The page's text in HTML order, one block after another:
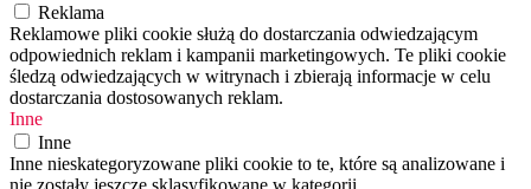
Reklama
Reklamowe pliki cookie służą do dostarczania odwiedzającym
odpowiednich reklam i kampanii marketingowych. Te pliki cookie
śledzą odwiedzających w witrynach i zbierają informacje w celu
dostarczania dostosowanych reklam.
Inne
Inne
Inne nieskategoryzowane pliki cookie to te, które są analizowane i
nie zostały jeszcze sklasyfikowane w kategorii.